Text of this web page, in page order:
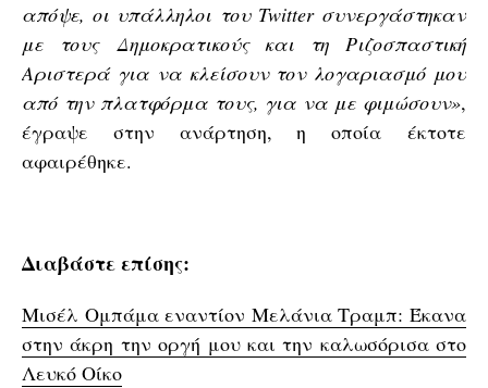
απόψε, οι υπάλληλοι του Twitter συνεργάστηκαν
με τους Δημοκρατικούς και τη Ριζοσπαστική
Αριστερά για να κλείσουν τον λογαριασμό μου
από την πλατφόρμα τους, για να με φιμώσουν»,
έγραψε στην ανάρτηση, η οποία έκτοτε
αφαιρέθηκε.
Διαβάστε επίσης:
Μισέλ Ομπάμα εναντίον Μελάνια Τραμπ: Έκανα
στην άκρη την οργή μου και την καλωσόρισα στο
Λευκό Οίκο